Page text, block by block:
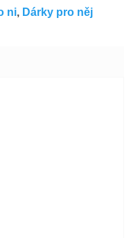
ni, Dárky pro něj
z 5 hvězdiček.
z 5 hvězdiček.